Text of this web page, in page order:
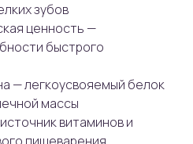
зубов
ценность —
быстрого
— легкоусвояемый белок
массы
витаминов и